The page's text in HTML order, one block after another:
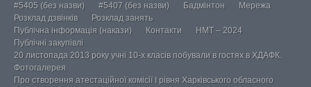
#5405 (без назви)
#5407 (без назви) Бадмінтон
Мережа
Розклад дзвінків
Розклад занять
Публічна інформація (накази)
Контакти
НМТ – 2024
Публічні закупівлі
20 листопада 2013 року учні 10-х класів побували в гостях в ХДАФК.
Фотогалерея
Про створення атестаційної комісії І рівня Харківського обласного